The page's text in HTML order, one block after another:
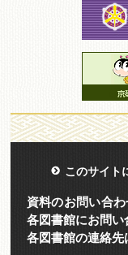
このサイト
資料のお問い合
各図書館にお問い
各図書館の連絡先